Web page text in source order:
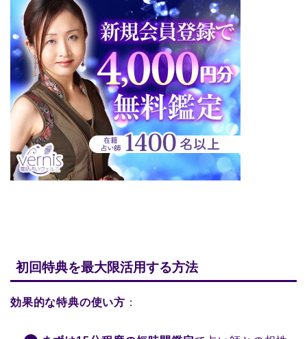
初回特典を最大限活用する方法
効果的な特典の使い方 ：